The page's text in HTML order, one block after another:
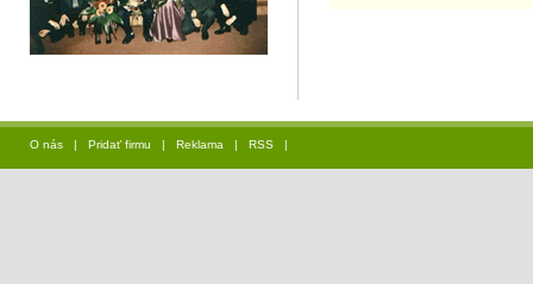
O nás | Pridať firmu | Reklama | RSS |